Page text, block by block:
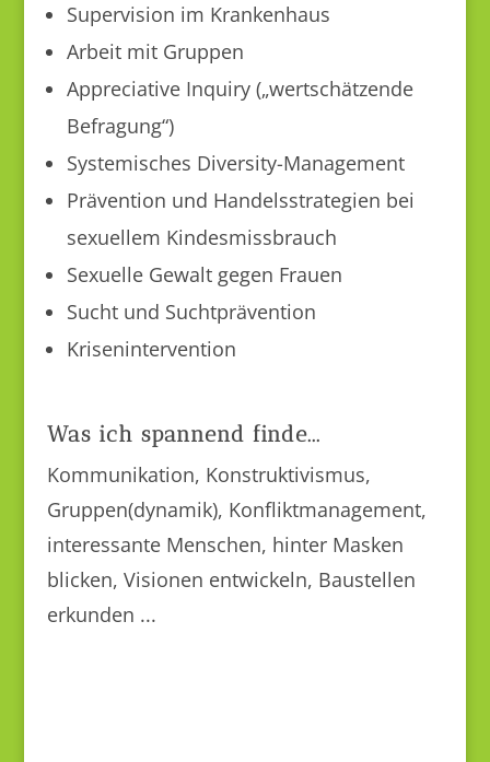
Supervision im Krankenhaus
Arbeit mit Gruppen
Appreciative Inquiry („wertschätzende
Befragung“)
Systemisches Diversity-Management
Prävention und Handelsstrategien bei
sexuellem Kindesmissbrauch
Sexuelle Gewalt gegen Frauen
Sucht und Suchtprävention
Krisenintervention
Was ich spannend finde...
Kommunikation, Konstruktivismus,
Gruppen(dynamik), Konfliktmanagement,
interessante Menschen, hinter Masken
blicken, Visionen entwickeln, Baustellen
erkunden ...